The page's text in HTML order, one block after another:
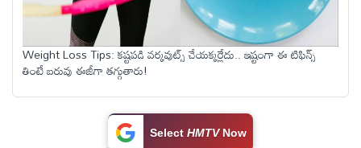
వ్యాపారం
లైఫ్
స్టైల్
Weight Loss Tips: కష్టపడి వర్కవుట్స్ చేయక్కర్లేదు.. ఇష్టంగా ఈ టిఫిన్స్
తింటే బరువు ఈజీగా తగ్గుతారు!
Select HMTVNow